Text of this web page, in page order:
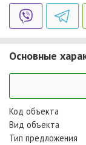
Основные
Код объекта
Вид объекта
Тип предложения